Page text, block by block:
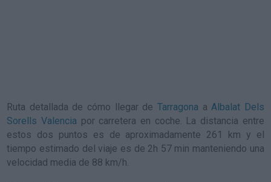
Ruta detallada de cómo llegar de Tarragona aAlbalat Dels
Sorells Valencia por carretera en coche. La distancia entre
estos dos puntos es de aproximadamente 261 km y el
tiempo estimado del viaje es de 2h 57 min manteniendo una
velocidad media de 88 km/h.